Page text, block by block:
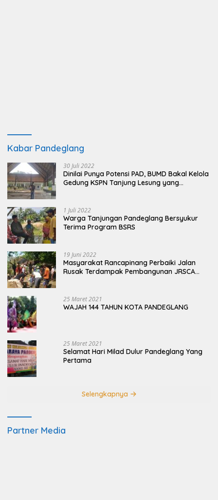
Kabar Pandeglang
30 Juli 2022
Dinilai Punya Potensi PAD, BUMD Bakal Kelola
Gedung KSPN Tanjung Lesung yang
1 Juli 2022
Warga Tanjungan Pandeglang Bersyukur
Terima Program BSRS
19 Juni 2022
Masyarakat Rancapinang Perbaiki Jalan
Rusak Terdampak Pembangunan JRSCA
25 Maret 2021
WAJAH 144 TAHUN KOTA PANDEGLANG
25 Maret 2021
Selamat Hari Milad Dulur Pandeglang Yang
Pertama
Selengkapnya
Partner Media